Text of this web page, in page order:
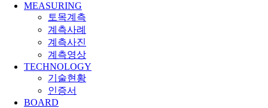
MEASURING
토목계측
계측사례
계측사진
계측영상
TECHNOLOGY
기술현황
인증서
BOARD